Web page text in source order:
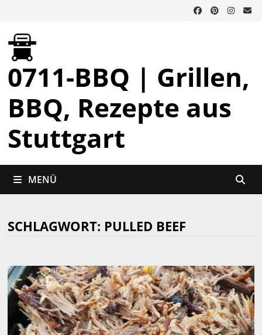
Inhalt
0711-BBQ | Grillen,
BBQ, Rezepte aus
Stuttgart
MENÜ
SCHLAGWORT: PULLED BEEF